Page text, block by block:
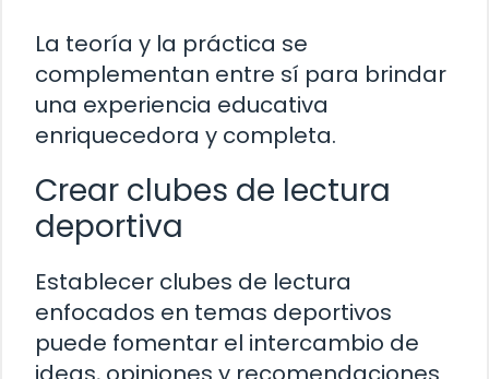
La teoría y la práctica se
complementan entre sí para brindar
una experiencia educativa
enriquecedora y completa.
Crear clubes de lectura
deportiva
Establecer clubes de lectura
enfocados en temas deportivos
puede fomentar el intercambio de